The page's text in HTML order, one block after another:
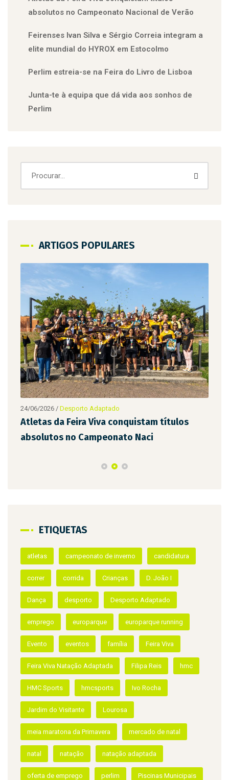
absolutos no Campeonato Nacional de Verão
Feirenses Ivan Silva e Sérgio Correia integram a
elite mundial do HYROX em Estocolmo
Perlim estreia-se na Feira do Livro de Lisboa
Junta-te à equipa que dá vida aos sonhos de
Perlim
ARTIGOS POPULARES
24/06/2026 / Desporto Adaptado
Atletas da Feira Viva conquistam títulos
absolutos no Campeonato Naci
ETIQUETAS
atletas campeonato de inverno candidatura
correr corrida Crianças D. João I
Dança desporto Desporto Adaptado
emprego europarque europarque running
Evento eventos família Feira Viva
Feira Viva Natação Adaptada Filipa Reis hmc
HMC Sports hmcsports Ivo Rocha
Jardim do Visitante Lourosa
meia maratona da Primavera mercado de natal
natal natação natação adaptada
oferta de emprego perlim Piscinas Municipais